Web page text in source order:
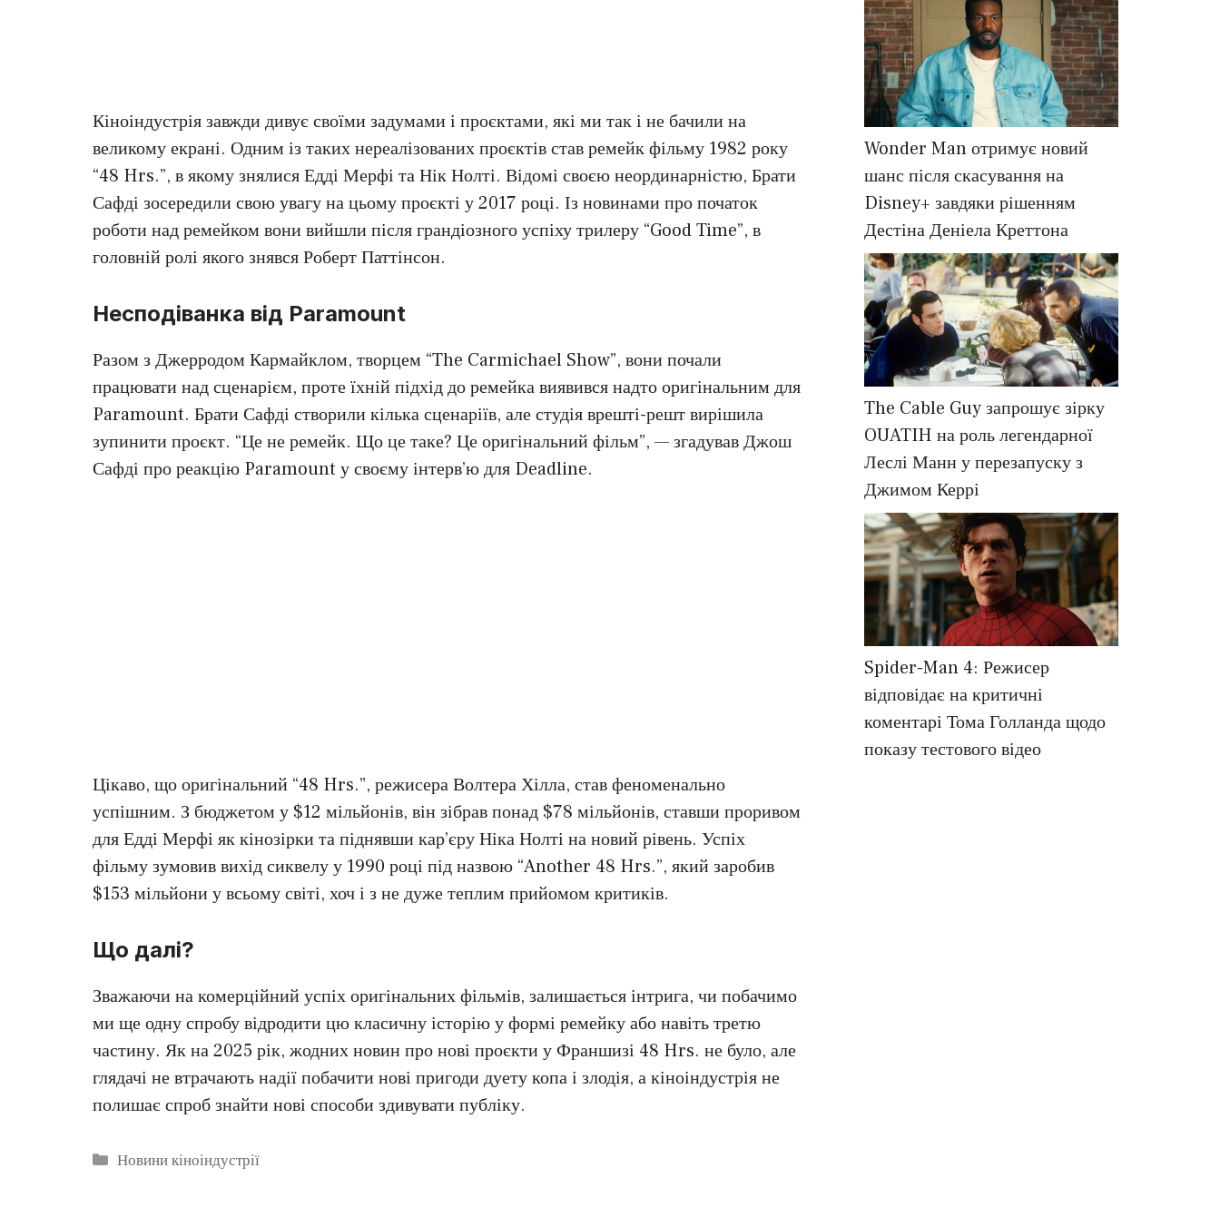
Кіноіндустрія завжди дивує своїми задумами і проєктами, які ми так і не бачили на
великому екрані. Одним із таких нереалізованих проєктів став ремейк фільму 1982 року
“48 Hrs.”, в якому знялися Едді Мерфі та Нік Нолті. Відомі своєю неординарністю, Брати
Сафді зосередили свою увагу на цьому проєкті у 2017 році. Із новинами про початок
роботи над ремейком вони вийшли після грандіозного успіху трилеру “Good Time”, в
головній ролі якого знявся Роберт Паттінсон.
Несподіванка від Paramount
Разом з Джерродом Кармайклом, творцем “The Carmichael Show”, вони почали
працювати над сценарієм, проте їхній підхід до ремейка виявився надто оригінальним для
Paramount. Брати Сафді створили кілька сценаріїв, але студія врешті-решт вирішила
зупинити проєкт. “Це не ремейк. Що це таке? Це оригінальний фільм”, — згадував Джош
Сафді про реакцію Paramount у своєму інтерв’ю для Deadline.
Цікаво, що оригінальний “48 Hrs.”, режисера Волтера Хілла, став феноменально
успішним. З бюджетом у $12 мільйонів, він зібрав понад $78 мільйонів, ставши проривом
для Едді Мерфі як кінозірки та піднявши кар’єру Ніка Нолті на новий рівень. Успіх
фільму зумовив вихід сиквелу у 1990 році під назвою “Another 48 Hrs.”, який заробив
$153 мільйони у всьому світі, хоч і з не дуже теплим прийомом критиків.
Що далі?
Зважаючи на комерційний успіх оригінальних фільмів, залишається інтрига, чи побачимо
ми ще одну спробу відродити цю класичну історію у формі ремейку або навіть третю
частину. Як на 2025 рік, жодних новин про нові проєкти у Франшизі 48 Hrs. не було, але
глядачі не втрачають надії побачити нові пригоди дуету копа і злодія, а кіноіндустрія не
полишає спроб знайти нові способи здивувати публіку.
Категорії
Новини кіноіндустрії
Wonder Man отримує новий
шанс після скасування на
Disney+ завдяки рішенням
Дестіна Деніела Креттона
The Cable Guy запрошує зірку
OUATIH на роль легендарної
Леслі Манн у перезапуску з
Джимом Керрі
Spider-Man 4: Режисер
відповідає на критичні
коментарі Тома Голланда щодо
показу тестового відео